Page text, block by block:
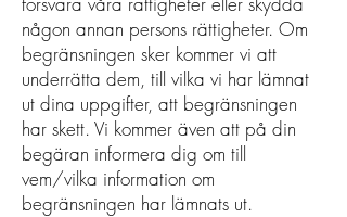
någon annan persons rättigheter. Om
begränsningen sker kommer vi att
underrätta dem, till vilka vi har lämnat
ut dina uppgifter, att begränsningen
har skett. Vi kommer även att på din
begäran informera dig om till
vem/vilka information om
begränsningen har lämnats ut.